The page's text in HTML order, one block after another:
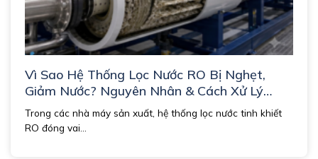
Vì Sao Hệ Thống Lọc Nước RO Bị Nghẹt,
Giảm Nước? Nguyên Nhân & Cách Xử Lý
Triệt Để
Trong các nhà máy sản xuất, hệ thống lọc nước tinh khiết
RO đóng vai...